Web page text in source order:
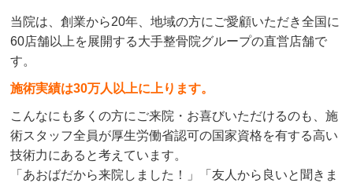
当院は、創業から20年、地域の方にご愛顧いただき全国に
60店舗以上を展開する大手整骨院グループの直営店舗で
す。
施術実績は30万人以上に上ります。
こんなにも多くの方にご来院・お喜びいただけるのも、施
術スタッフ全員が厚生労働省認可の国家資格を有する高い
技術力にあると考えています。
「あおばだから来院しました！」「友人から良いと聞きま